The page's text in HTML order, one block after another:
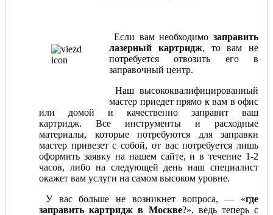
Если вам необходимо заправить
лазерный картридж, то вам не
потребуется отвозить его в
заправочный центр.
Наш высококвалифицированный
мастер приедет прямо к вам в офис
или домой и качественно заправит ваш
картридж. Все инструменты и расходные
материалы, которые потребуются для заправки
мастер привезет с собой, от вас потребуется лишь
оформить заявку на нашем сайте, и в течение 1-2
часов, либо на следующей день наш специалист
окажет вам услуги на самом высоком уровне.
У вас больше не возникнет вопроса, — «где
заправить картридж в Москве?», ведь теперь с